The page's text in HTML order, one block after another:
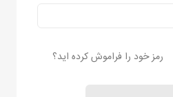
رمز خود را فراموش کرده اید؟